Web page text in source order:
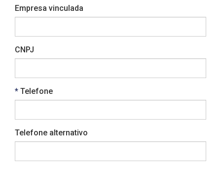
Empresa vinculada
CNPJ
TelefoneObrigatório
Telefone alternativo